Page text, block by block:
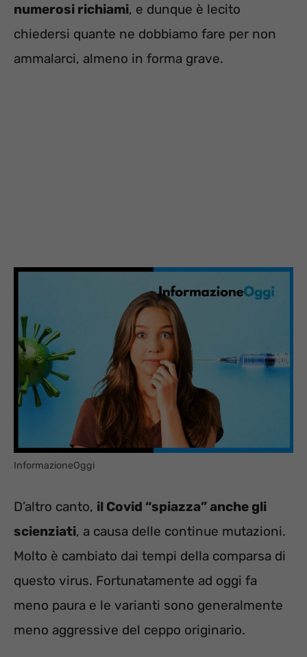
numerosi richiami, e dunque è lecito
chiedersi quante ne dobbiamo fare per non
ammalarci, almeno in forma grave.
InformazioneOggi
D’altro canto, il Covid “spiazza” anche gli
scienziati, a causa delle continue mutazioni.
Molto è cambiato dai tempi della comparsa di
questo virus. Fortunatamente ad oggi fa
meno paura e le varianti sono generalmente
meno aggressive del ceppo originario.